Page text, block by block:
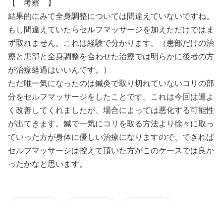
【 考察 】
結果的にみて全身調整については間違えていないですね。
もし間違えていたらセルフマッサージを加えただけではま
ず取れません。これは経験で分かります。（患部だけの治
療と患部と全身調整を合わせた治療では明らかに後者の方
が治療経過はいいんです。）
ただ唯一気になったのは鍼灸で取り切れていないコリの部
分をセルフマッサージをしたことです。これは今回は運よ
く改善してくれましたが、場合によっては悪化する可能性
が出てきます。鍼で一気にコリを取る方法より徐々に取っ
ていった方が身体に優しい治療になりますので、できれば
セルフマッサージは控えて頂いた方がこのケースでは良か
ったかなと思います。